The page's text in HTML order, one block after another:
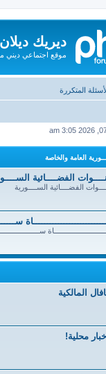
ديريك
موقع اجتماعي ديني
المتكررة
العامة والخاصة
الفضــــائية
الفضــــائية الســــورية
المالكية
محلية!